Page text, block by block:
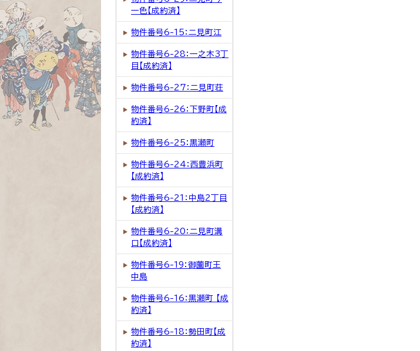
一色【成約済】
物件番号6-15：二見町江
物件番号6-28：一之木3丁
目【成約済】
物件番号6-27：二見町荘
物件番号6-26：下野町【成
約済】
物件番号6-25：黒瀬町
物件番号6-24：西豊浜町
【成約済】
物件番号6-21：中島2丁目
【成約済】
物件番号6-20：二見町溝
口【成約済】
物件番号6-19：御薗町王
中島
物件番号6-16：黒瀬町 【成
約済】
物件番号6-18：勢田町【成
約済】